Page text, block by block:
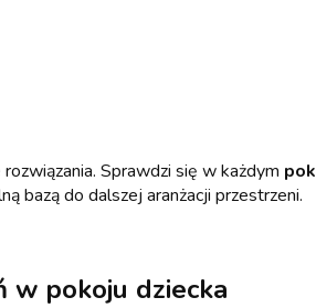
Sprawdzi się w każdym
bazą do dalszej aranżacji przestrzeni.
w pokoju dziecka